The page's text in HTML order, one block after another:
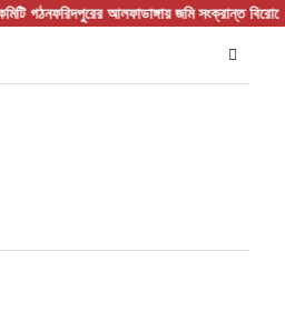
জমি সংক্রান্ত বিরোধের জেরে হামলা আহত